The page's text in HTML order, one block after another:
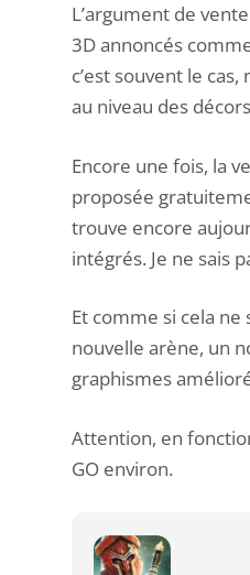
L’argument de
3D annoncés
c’est souvent le
au niveau des
Encore une fois, la
proposée
trouve encore
intégrés. Je ne sais
Et comme si cela
nouvelle arène, un
graphismes
Attention, en
GO environ.